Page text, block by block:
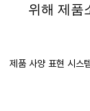
위해 제품
제품 사양 표현 시스